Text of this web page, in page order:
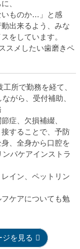
、
いものか…」と感
出来るよう、 みな
をしています。
スメしたい歯磨きペ
所で勤務を経て、
がら、受付補助、
症、欠損補綴、
することで、 予防
、 全身から口腔を
パケアインストラ
イン、 ペットリン
ケアについても勉
ジを見る